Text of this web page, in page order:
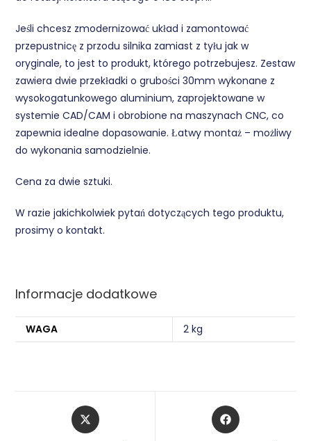
Jeśli chcesz zmodernizować układ i zamontować
przepustnicę z przodu silnika zamiast z tyłu jak w
oryginale, to jest to produkt, którego potrzebujesz. Zestaw
zawiera dwie przekładki o grubości 30mm wykonane z
wysokogatunkowego aluminium, zaprojektowane w
systemie CAD/CAM i obrobione na maszynach CNC, co
zapewnia idealne dopasowanie. Łatwy montaż – możliwy
do wykonania samodzielnie.
Cena za dwie sztuki.
W razie jakichkolwiek pytań dotyczących tego produktu,
prosimy o kontakt.
Informacje dodatkowe
WAGA 2 kg
Opens
in
Opens
in